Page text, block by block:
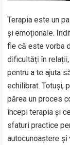
Terapia este un
și emoționale.
fie că este vorba
dificultăți în
pentru a te ajuta
echilibrat. Totuși,
părea un proces
începi terapia și
sfaturi practice
autocunoaștere și